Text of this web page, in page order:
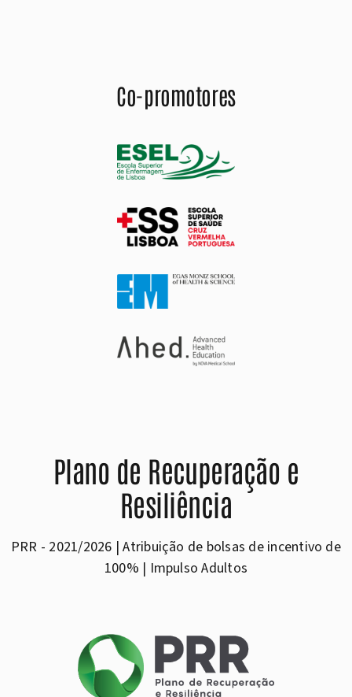
Co-promotores
Plano de Recuperação e
Resiliência
PRR - 2021/2026 | Atribuição de bolsas de incentivo de
100% | Impulso Adultos